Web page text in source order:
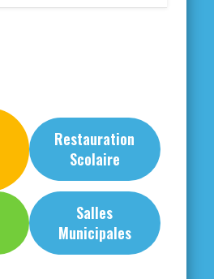
Restauration
Scolaire
Salles
Municipales